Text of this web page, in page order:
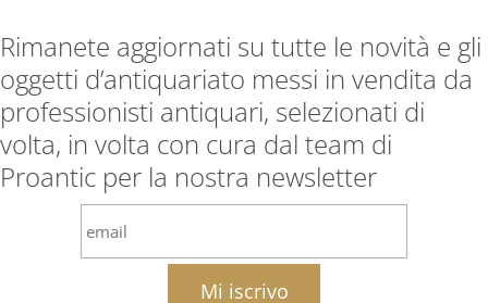
Rimanete aggiornati su tutte le novità e gli
oggetti d’antiquariato messi in vendita da
professionisti antiquari, selezionati di
volta, in volta con cura dal team di
Proantic per la nostra newsletter
email